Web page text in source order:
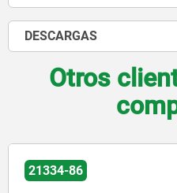
DESCARGAS
Otros
21334-86